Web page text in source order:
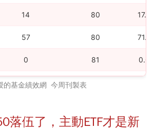
14 80
57 80
0 81
73
74 96
的基金績效網 今周刊製表
落伍了，主動ETF才是新